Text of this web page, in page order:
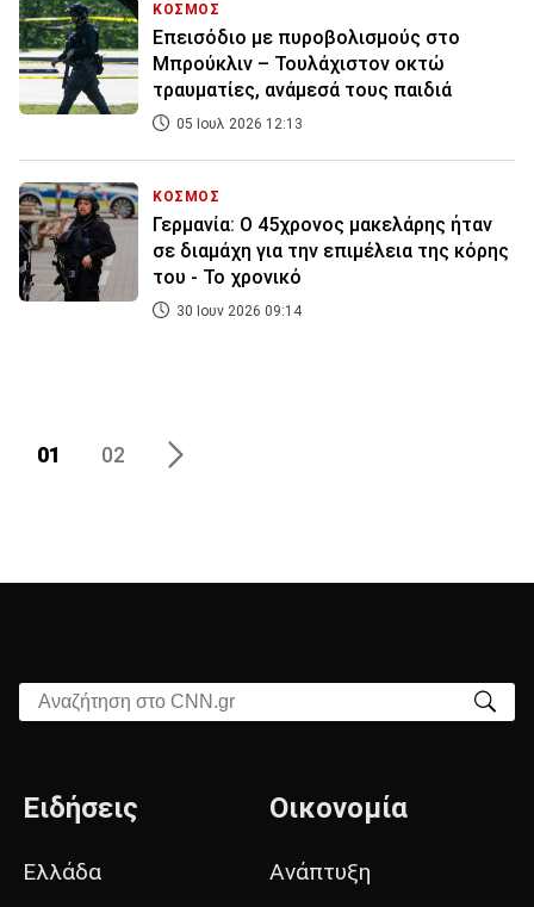
ΚΟΣΜΟΣ
Επεισόδιο με πυροβολισμούς στο
Μπρούκλιν – Τουλάχιστον οκτώ
τραυματίες, ανάμεσά τους παιδιά
05 Ιουλ 2026 12:13
ΚΟΣΜΟΣ
Γερμανία: Ο 45χρονος μακελάρης ήταν
σε διαμάχη για την επιμέλεια της κόρης
του - Το χρονικό
30 Ιουν 2026 09:14
01 02
Αναζήτηση στο CNN.gr
Ειδήσεις
Ελλάδα
Οικονομία
Ανάπτυξη